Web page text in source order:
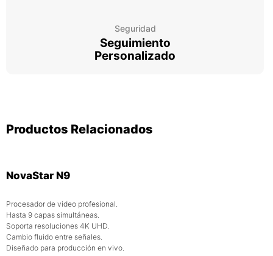
Seguridad
Seguimiento
Personalizado
Productos Relacionados
NovaStar N9
Procesador de video profesional.
Hasta 9 capas simultáneas.
Soporta resoluciones 4K UHD.
Cambio fluido entre señales.
Diseñado para producción en vivo.